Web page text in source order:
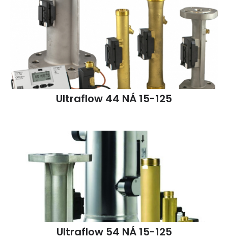
Ultraflow 44 NÁ 15-125
Ultraflow 54 NÁ 15-125